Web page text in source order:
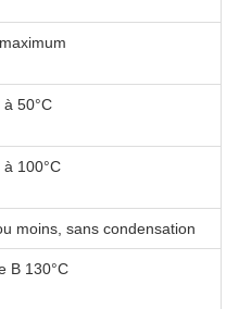
à 50°C
à 100°C
moins, sans condensation
B 130°C